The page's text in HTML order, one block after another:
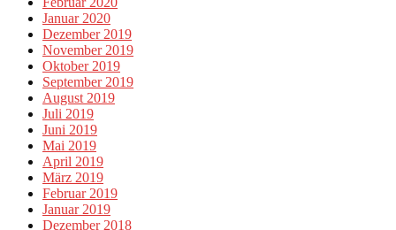
Januar 2020
Dezember 2019
November 2019
Oktober 2019
September 2019
August 2019
Juli 2019
Juni 2019
Mai 2019
April 2019
März 2019
Februar 2019
Januar 2019
Dezember 2018